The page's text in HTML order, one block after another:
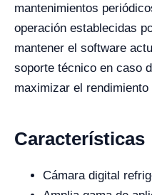
mantenimientos
operación establecidas
mantener el software
soporte técnico en caso
maximizar el rendimiento
Características
Cámara digital